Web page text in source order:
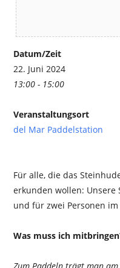
Datum/Zeit
22. Juni 2024
13:00 - 15:00
Veranstaltungsort
del Mar Paddelstation
Für alle, die das
erkunden wollen: Unsere
und für zwei Personen im
Was muss ich